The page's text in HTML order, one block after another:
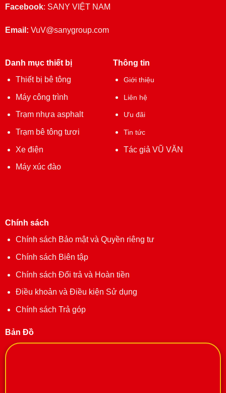
Facebook: SANY VIỆT NAM
Email: VuV@sanygroup.com
Danh mục thiết bị
Thiết bị bê tông
Máy công trình
Trạm nhựa asphalt
Trạm bê tông tươi
Xe điện
Máy xúc đào
Thông tin
Giới thiệu
Liên hệ
Ưu đãi
Tin tức
Tác giả VŨ VĂN
Chính sách
Chính sách Bảo mật và Quyền riêng tư
Chính sách Biên tập
Chính sách Đổi trả và Hoàn tiền
Điều khoản và Điều kiện Sử dụng
Chính sách Trả góp
Bản Đồ